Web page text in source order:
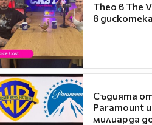
Theo в The
в
Съдията
Paramount
милиарда